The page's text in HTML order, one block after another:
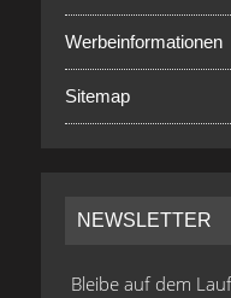
Werbeinformationen
Sitemap
NEWSLETTER
Bleibe auf dem